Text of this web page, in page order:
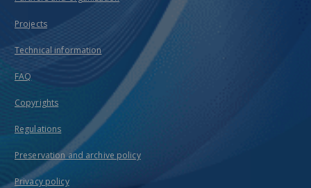
Projects
Technical information
FAQ
Copyrights
Regulations
Preservation and archive policy
Privacy policy